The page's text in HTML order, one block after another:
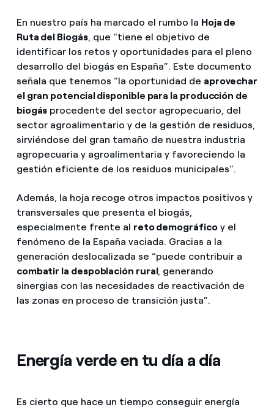
En nuestro país ha marcado el rumbo la Hoja de
Ruta del Biogás, que “tiene el objetivo de
identificar los retos y oportunidades para el pleno
desarrollo del biogás en España”. Este documento
señala que tenemos “la oportunidad de aprovechar
el gran potencial disponible para la producción de
biogás procedente del sector agropecuario, del
sector agroalimentario y de la gestión de residuos,
sirviéndose del gran tamaño de nuestra industria
agropecuaria y agroalimentaria y favoreciendo la
gestión eficiente de los residuos municipales”.
Además, la hoja recoge otros impactos positivos y
transversales que presenta el biogás,
especialmente frente al reto demográficoy el
fenómeno de la España vaciada. Gracias a la
generación deslocalizada se “puede contribuir a
combatir la despoblación rural, generando
sinergias con las necesidades de reactivación de
las zonas en proceso de transición justa”.
Energía verde en tu día a día
Es cierto que hace un tiempo conseguir energía